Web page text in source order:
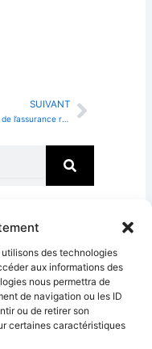
des technologies
aux informations des
nous permettra de
de navigation ou les ID
ou de retirer son
certaines caractéristiques
SUIVANT
Le rôle de l’assurance responsabilité civile et qui rembourse ? Next
d’une contre-
pour
et
vos
2025